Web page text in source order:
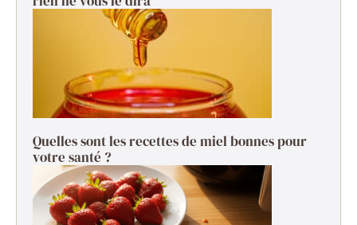
Quelles sont les recettes de miel bonnes pour
votre santé ?